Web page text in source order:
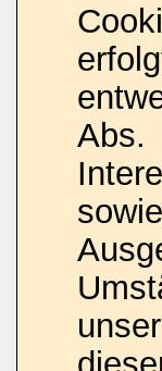
Abs.